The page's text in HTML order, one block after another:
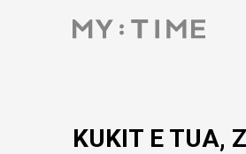
KUKIT E TUA,